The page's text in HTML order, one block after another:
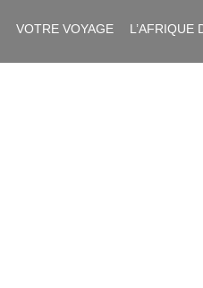
VOTRE VOYAGE L’AFRIQUE